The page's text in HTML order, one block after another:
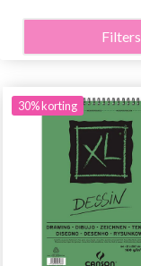
Filters
30% korting